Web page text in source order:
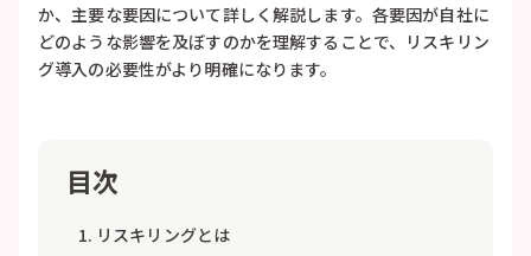
か、主要な要因について詳しく解説します。各要因が自社に
どのような影響を及ぼすのかを理解することで、リスキリン
グ導入の必要性がより明確になります。
目次
リスキリングとは